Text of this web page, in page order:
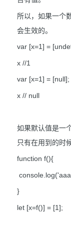
所以，如果一个
会生效的。
var [x=1] =
x //1
var [x=1] = [null];
x // null
如果默认值是一
只有在用到的时
function f(){
}
let [x=f()] = [1];